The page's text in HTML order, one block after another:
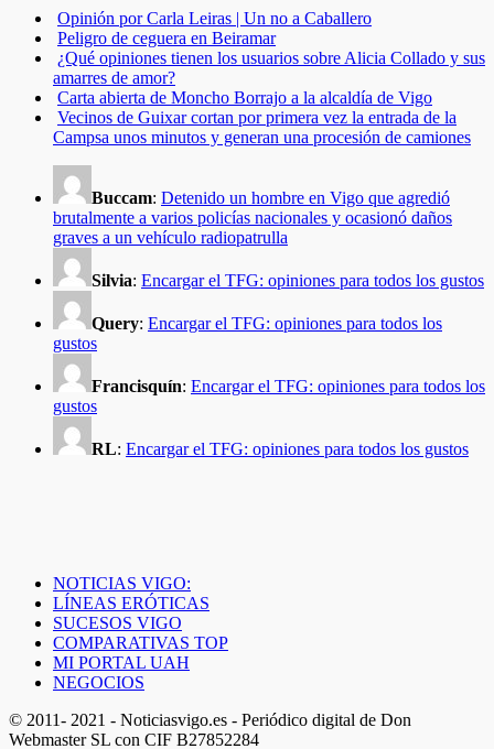
Opinión por Carla Leiras | Un no a Caballero
Peligro de ceguera en Beiramar
¿Qué opiniones tienen los usuarios sobre Alicia Collado y sus
amarres de amor?
Carta abierta de Moncho Borrajo a la alcaldía de Vigo
Vecinos de Guixar cortan por primera vez la entrada de la
Campsa unos minutos y generan una procesión de camiones
Buccam: Detenido un hombre en Vigo que agredió
brutalmente a varios policías nacionales y ocasionó daños
graves a un vehículo radiopatrulla
Silvia: Encargar el TFG: opiniones para todos los gustos
Query: Encargar el TFG: opiniones para todos los
gustos
Francisquín: Encargar el TFG: opiniones para todos los
gustos
RL: Encargar el TFG: opiniones para todos los gustos
NOTICIAS VIGO:
LÍNEAS ERÓTICAS
SUCESOS VIGO
COMPARATIVAS TOP
MI PORTAL UAH
NEGOCIOS
© 2011- 2021 - Noticiasvigo.es - Periódico digital de Don
Webmaster SL con CIF B27852284